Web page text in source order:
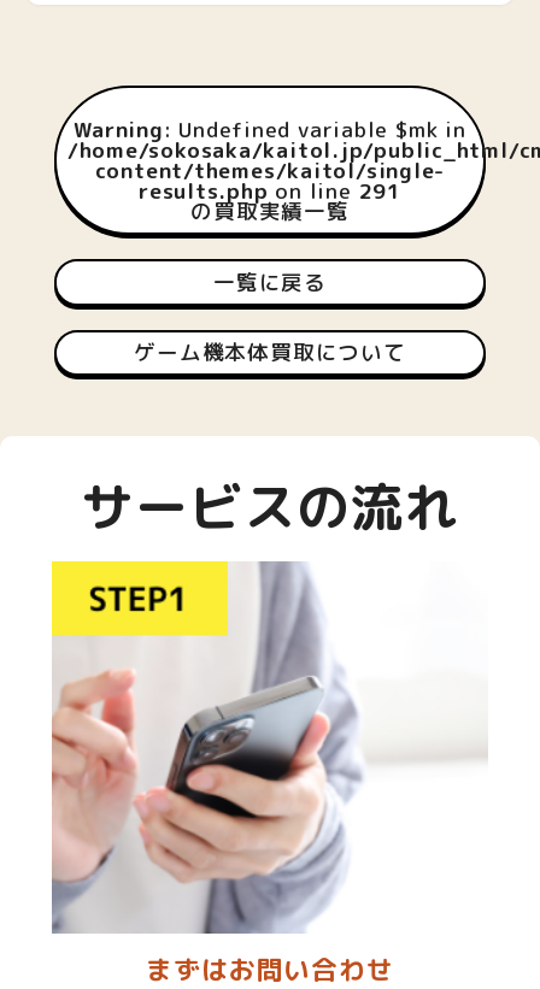
Warning: Undefined variable $mk in
/home/sokosaka/kaitol.jp/public_html/
content/themes/kaitol/single-
results.php on line 291
の買取実績一覧
一覧に戻る
ゲーム機本体買取について
サービスの流れ
まずはお問い合わせ